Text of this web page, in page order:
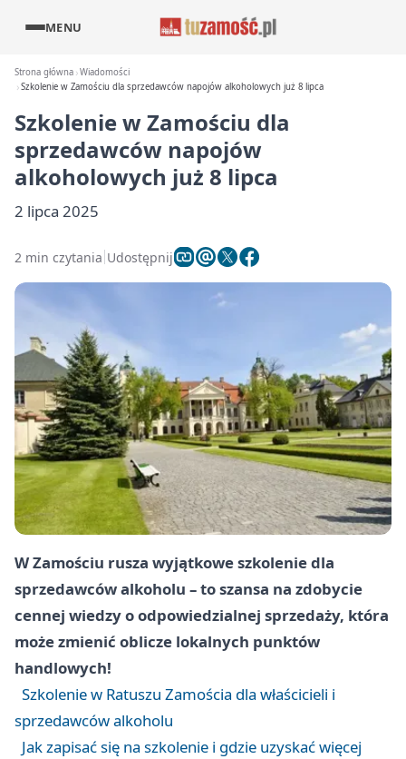
MENU
Strona główna Wiadomości
Szkolenie w Zamościu dla sprzedawców napojów alkoholowych już 8 lipca
Szkolenie w Zamościu dla
sprzedawców napojów
alkoholowych już 8 lipca
2 lipca 2025
2 min czytania Udostępnij
W Zamościu rusza wyjątkowe szkolenie dla
sprzedawców alkoholu – to szansa na zdobycie
cennej wiedzy o odpowiedzialnej sprzedaży, która
może zmienić oblicze lokalnych punktów
handlowych!
Szkolenie w Ratuszu Zamościa dla właścicieli i
sprzedawców alkoholu
Jak zapisać się na szkolenie i gdzie uzyskać więcej